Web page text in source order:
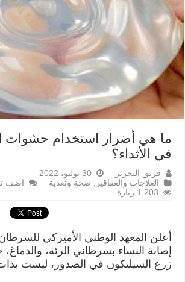
ما هي أضرار استخدام حشوات
في الأثداء؟
فريق التحرير
30 يوليو، 2022
العلاجات والعقاقير
صحة وتغذية
اضف
1,203 زيارة
إصابة النساء بسرطاني الرئة،
زرع السيليكون في الصدور، لیست